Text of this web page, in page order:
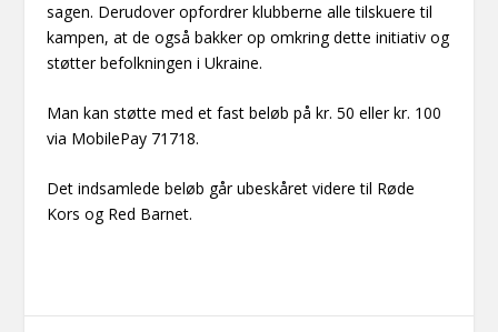
sagen. Derudover opfordrer klubberne alle tilskuere til
kampen, at de også bakker op omkring dette initiativ og
støtter befolkningen i Ukraine.
Man kan støtte med et fast beløb på kr. 50 eller kr. 100
via MobilePay 71718.
Det indsamlede beløb går ubeskåret videre til Røde
Kors og Red Barnet.